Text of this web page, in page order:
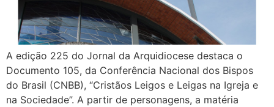
A edição 225 do Jornal da Arquidiocese destaca o
Documento 105, da Conferência Nacional dos Bispos
do Brasil (CNBB), “Cristãos Leigos e Leigas na Igreja e
na Sociedade”. A partir de personagens, a matéria